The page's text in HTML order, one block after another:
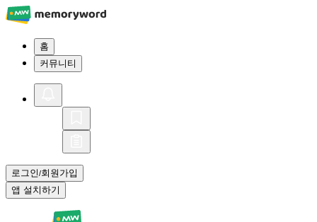
홈
커뮤니티
로그인/회원가입
앱 설치하기